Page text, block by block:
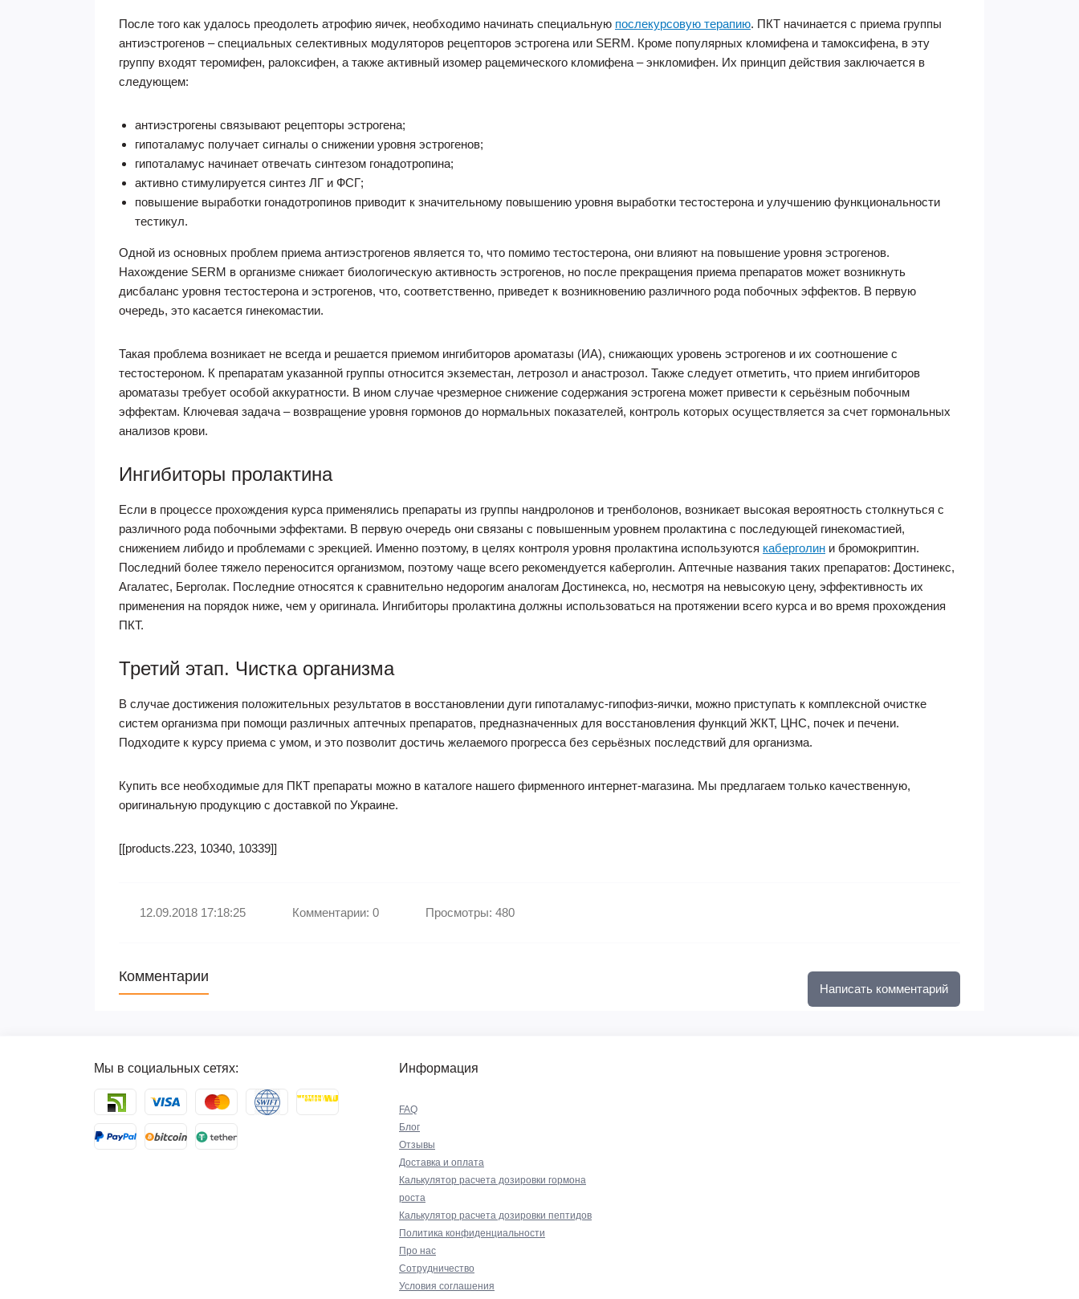
После того как удалось преодолеть атрофию яичек, необходимо начинать специальную послекурсовую терапию. ПКТ начинается с приема группы
антиэстрогенов – специальных селективных модуляторов рецепторов эстрогена или SERM. Кроме популярных кломифена и тамоксифена, в эту
группу входят теромифен, ралоксифен, а также активный изомер рацемического кломифена – энкломифен. Их принцип действия заключается в
следующем:
антиэстрогены связывают рецепторы эстрогена;
гипоталамус получает сигналы о снижении уровня эстрогенов;
гипоталамус начинает отвечать синтезом гонадотропина;
активно стимулируется синтез ЛГ и ФСГ;
повышение выработки гонадотропинов приводит к значительному повышению уровня выработки тестостерона и улучшению функциональности
тестикул.
Одной из основных проблем приема антиэстрогенов является то, что помимо тестостерона, они влияют на повышение уровня эстрогенов.
Нахождение SERM в организме снижает биологическую активность эстрогенов, но после прекращения приема препаратов может возникнуть
дисбаланс уровня тестостерона и эстрогенов, что, соответственно, приведет к возникновению различного рода побочных эффектов. В первую
очередь, это касается гинекомастии.
Такая проблема возникает не всегда и решается приемом ингибиторов ароматазы (ИА), снижающих уровень эстрогенов и их соотношение с
тестостероном. К препаратам указанной группы относится экземестан, летрозол и анастрозол. Также следует отметить, что прием ингибиторов
ароматазы требует особой аккуратности. В ином случае чрезмерное снижение содержания эстрогена может привести к серьёзным побочным
эффектам. Ключевая задача – возвращение уровня гормонов до нормальных показателей, контроль которых осуществляется за счет гормональных
анализов крови.
Ингибиторы пролактина
Если в процессе прохождения курса применялись препараты из группы нандролонов и тренболонов, возникает высокая вероятность столкнуться с
различного рода побочными эффектами. В первую очередь они связаны с повышенным уровнем пролактина с последующей гинекомастией,
снижением либидо и проблемами с эрекцией. Именно поэтому, в целях контроля уровня пролактина используются каберголин и бромокриптин.
Последний более тяжело переносится организмом, поэтому чаще всего рекомендуется каберголин. Аптечные названия таких препаратов: Достинекс,
Агалатес, Берголак. Последние относятся к сравнительно недорогим аналогам Достинекса, но, несмотря на невысокую цену, эффективность их
применения на порядок ниже, чем у оригинала. Ингибиторы пролактина должны использоваться на протяжении всего курса и во время прохождения
ПКТ.
Третий этап. Чистка организма
В случае достижения положительных результатов в восстановлении дуги гипоталамус-гипофиз-яички, можно приступать к комплексной очистке
систем организма при помощи различных аптечных препаратов, предназначенных для восстановления функций ЖКТ, ЦНС, почек и печени.
Подходите к курсу приема с умом, и это позволит достичь желаемого прогресса без серьёзных последствий для организма.
Купить все необходимые для ПКТ препараты можно в каталоге нашего фирменного интернет-магазина. Мы предлагаем только качественную,
оригинальную продукцию с доставкой по Украине.
[[products.223, 10340, 10339]]
12.09.2018 17:18:25 Комментарии: 0 Просмотры: 480
Комментарии
Написать комментарий
Мы в социальных сетях: Информация
FAQ
Блог
Отзывы
Доставка и оплата
Калькулятор расчета дозировки гормона
роста
Калькулятор расчета дозировки пептидов
Политика конфиденциальности
Про нас
Сотрудничество
Условия соглашения